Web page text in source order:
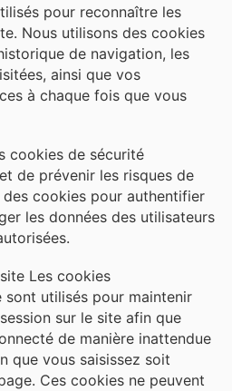
pour reconnaître les
Nous utilisons des cookies
de navigation, les
ainsi que vos
à chaque fois que vous
cookies de sécurité
de prévenir les risques de
cookies pour authentifier
les données des utilisateurs
Les cookies
utilisés pour maintenir
sur le site afin que
de manière inattendue
que vous saisissez soit
Ces cookies ne peuvent